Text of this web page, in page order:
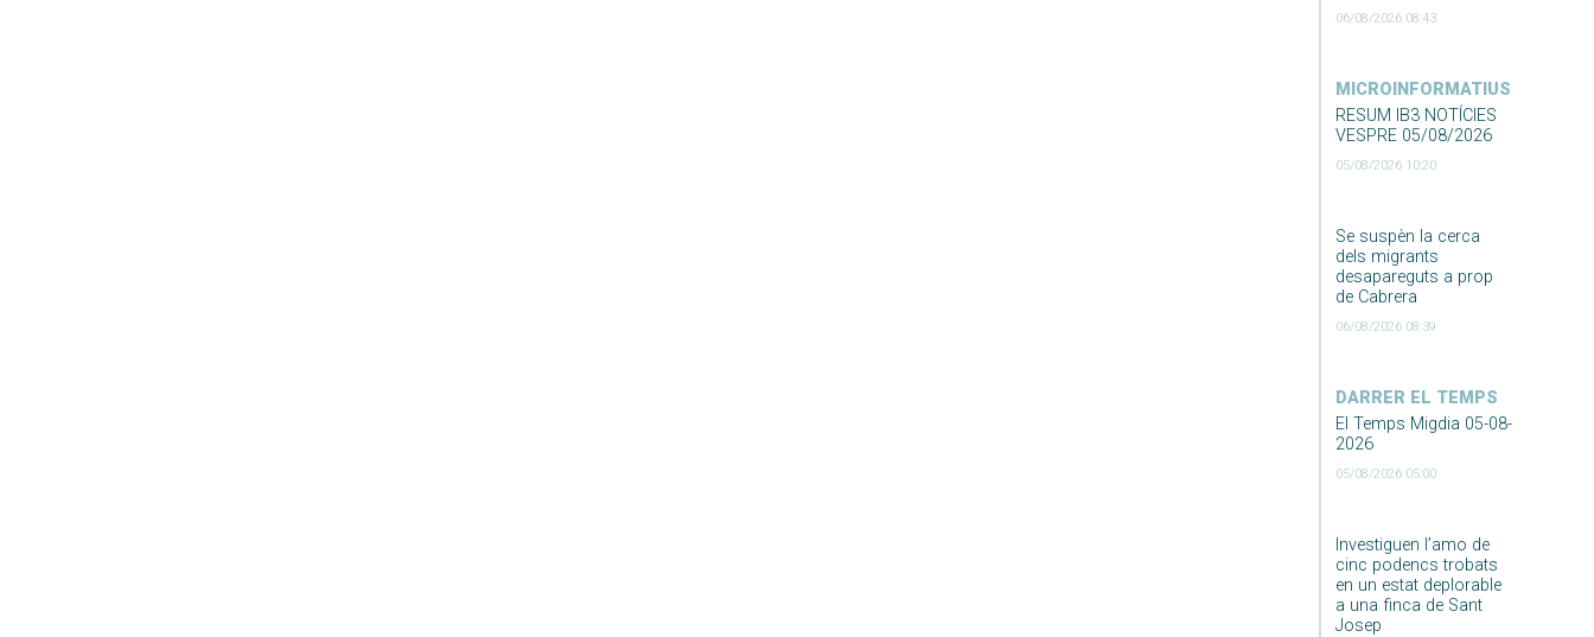
06/08/2026 08:43
MICROINFORMATIUS
RESUM IB3 NOTÍCIES
VESPRE 05/08/2026
05/08/2026 10:20
Se suspèn la cerca
dels migrants
desapareguts a prop
de Cabrera
06/08/2026 08:39
DARRER EL TEMPS
El Temps Migdia 05-08-
2026
05/08/2026 05:00
Investiguen l’amo de
cinc podencs trobats
en un estat deplorable
a una finca de Sant
Josep